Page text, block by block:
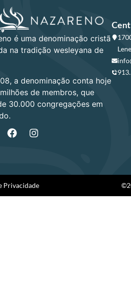
é uma denominação cristã
na tradição wesleyana de
a denominação conta hoje
de membros, que
30.000 congregações em
Privacidade